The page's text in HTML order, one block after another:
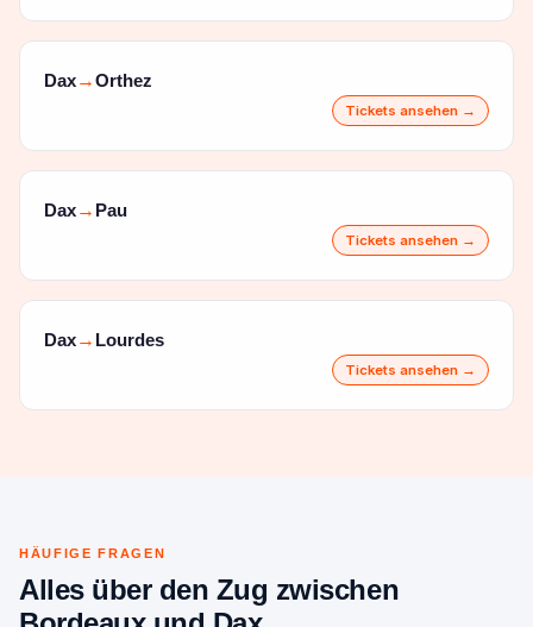
Dax→Orthez
Tickets ansehen →
Dax→ Pau
Tickets ansehen →
Dax→ Lourdes
Tickets ansehen →
HÄUFIGE FRAGEN
Alles über den Zug zwischen